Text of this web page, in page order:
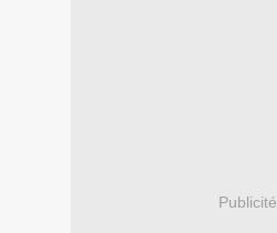
Publicité